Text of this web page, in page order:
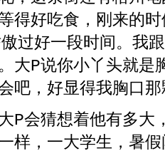
得好吃食，刚来的
过好一段时间。我
大P说你小丫头就是
吧，好显得我胸口
P会猜想着他有多大
样，一大学生，暑